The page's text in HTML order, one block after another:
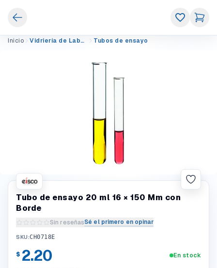
Inicio Vidriería de Laboratorio Tubos de ensayo
Tubo de ensayo 20 ml 16 × 150 Mm con
Borde
Sin reseñasSé el primero en opinar
Escribir una reseña del producto
SKU:CH0718E
$ 2.20 En stock